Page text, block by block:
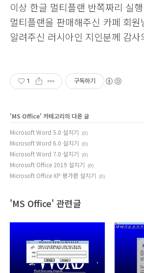
이상 한글 멀티플랜 반쪽짜리 실
멀티플랜을 판매해주신 카페 회
알려주신 러시아인 지인분께 감
1 구독하기
'MS Office' 카테고리의 다른 글
Microsoft Word 5.0 설치기
(0)
Microsoft Word 6.0 설치기 (0)
Microsoft Word 7.0 설치기 (0)
Microsoft Office 2019 설치기 (0)
Microsoft Office XP 평가판 설치기 (0)
'MS Office' 관련글